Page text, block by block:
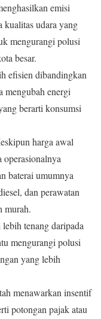
emisi
kualitas udara yang
mengurangi polusi
besar.
efisien dibandingkan
mengubah energi
berarti konsumsi
harga awal
baterai umumnya
dan perawatan
murah.
tenang daripada
mengurangi polusi
yang lebih
menawarkan insentif
potongan pajak atau